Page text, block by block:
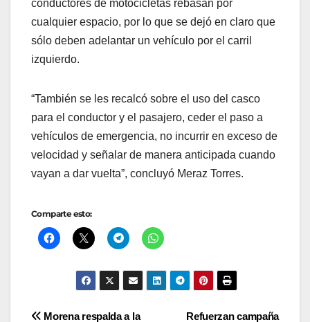
conductores de motocicletas rebasan por
cualquier espacio, por lo que se dejó en claro que
sólo deben adelantar un vehículo por el carril
izquierdo.
“También se les recalcó sobre el uso del casco
para el conductor y el pasajero, ceder el paso a
vehículos de emergencia, no incurrir en exceso de
velocidad y señalar de manera anticipada cuando
vayan a dar vuelta”, concluyó Meraz Torres.
Comparte esto:
Refuerzan campaña
Morena respalda a la